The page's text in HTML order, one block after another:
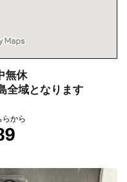
域となります